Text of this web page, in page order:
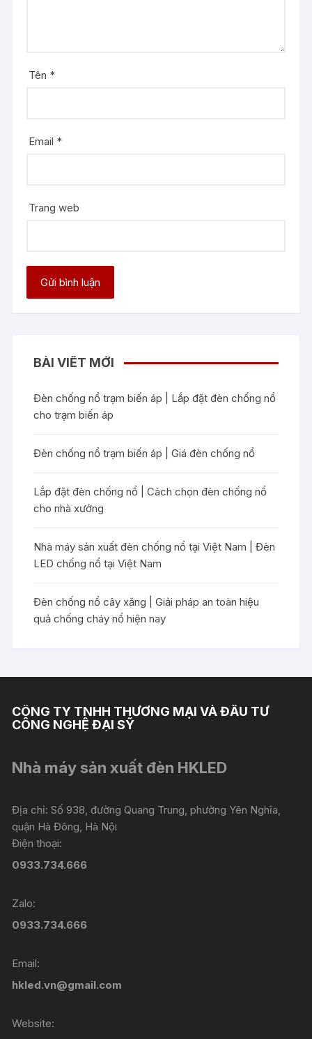
Tên *
Email *
Trang web
BÀI VIẾT MỚI
Đèn chống nổ trạm biến áp | Lắp đặt đèn chống nổ
cho trạm biến áp
Đèn chống nổ trạm biến áp | Giá đèn chống nổ
Lắp đặt đèn chống nổ | Cách chọn đèn chống nổ
cho nhà xưởng
Nhà máy sản xuất đèn chống nổ tại Việt Nam | Đèn
LED chống nổ tại Việt Nam
Đèn chống nổ cây xăng | Giải pháp an toàn hiệu
quả chống cháy nổ hiện nay
CÔNG TY TNHH THƯƠNG MẠI VÀ ĐẦU TƯ
CÔNG NGHỆ ĐẠI SỸ
Nhà máy sản xuất đèn HKLED
Địa chỉ: Số 938, đường Quang Trung, phường Yên Nghĩa,
quận Hà Đông, Hà Nội
Điện thoại:
0933.734.666
Zalo:
0933.734.666
Email:
hkled.vn@gmail.com
Website: